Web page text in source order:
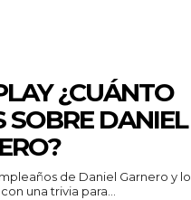
¿CUÁNTO
SOBRE DANIEL
de Daniel Garnero y lo
una trivia para...